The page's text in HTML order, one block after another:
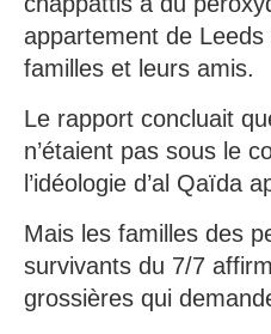
appartement de
familles et leurs amis.
Le rapport concluait
n’étaient pas sous le
l’idéologie d’al Qaïda
Mais les familles des
survivants du 7/7
grossières qui